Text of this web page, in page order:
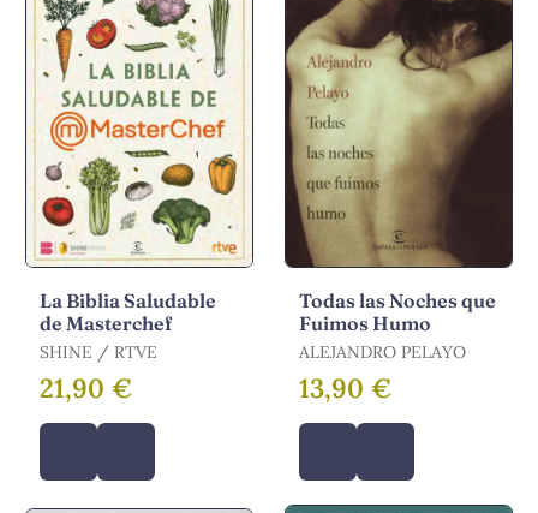
La Biblia Saludable
de Masterchef
SHINE / RTVE
21,90 €
Todas las Noches que
Fuimos Humo
ALEJANDRO PELAYO
13,90 €